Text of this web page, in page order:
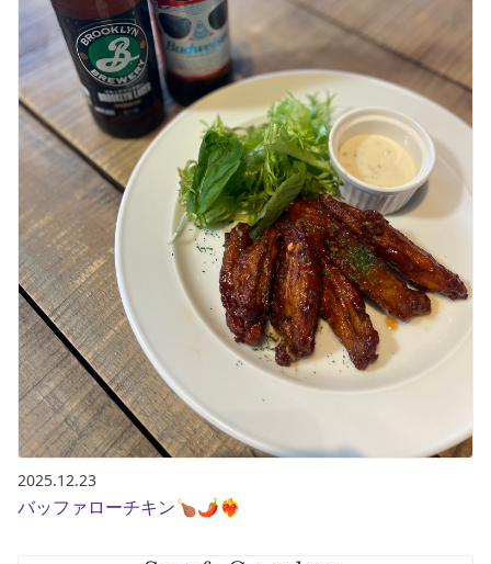
2025.12.23
バッファローチキン🍗🌶️❤️‍🔥